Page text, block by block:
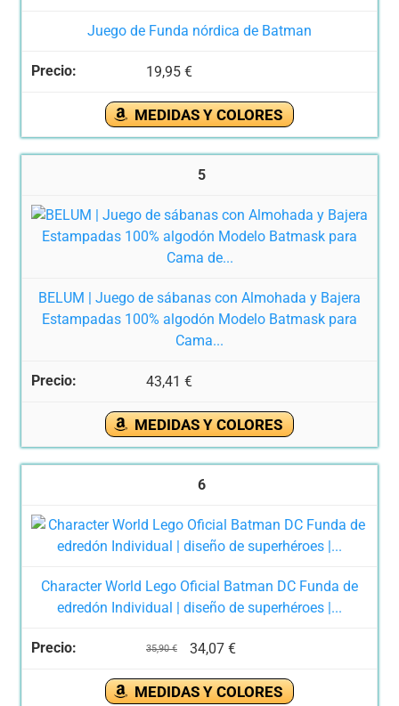
Juego de Funda nórdica de Batman
19,95 €
MEDIDAS Y COLORES
5
BELUM | Juego de sábanas con Almohada y Bajera
Estampadas 100% algodón Modelo Batmask para
Cama...
43,41 €
MEDIDAS Y COLORES
6
Character World Lego Oficial Batman DC Funda de
edredón Individual | diseño de superhéroes |...
35,90 € 34,07 €
MEDIDAS Y COLORES